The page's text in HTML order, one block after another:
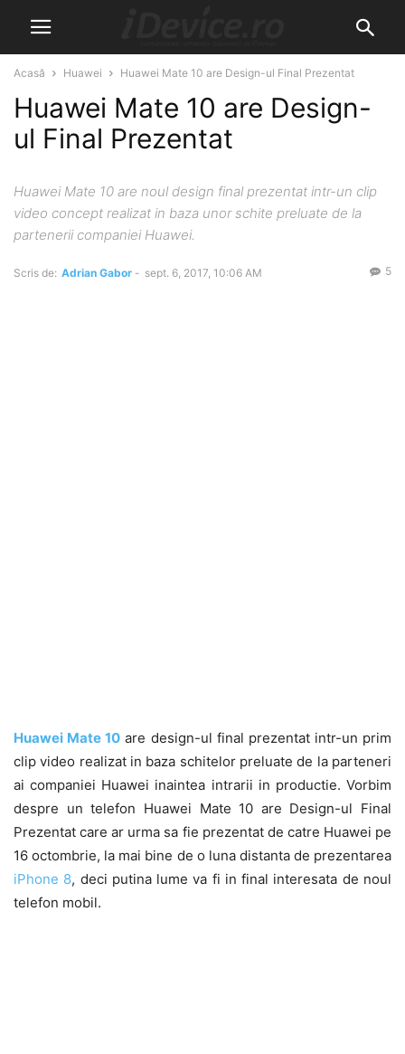
Acasă Huawei Huawei Mate 10 are Design-ul Final Prezentat
Huawei Mate 10 are Design-
ul Final Prezentat
Huawei Mate 10 are noul design final prezentat intr-un clip
video concept realizat in baza unor schite preluate de la
partenerii companiei Huawei.
Scris de: Adrian Gabor - sept. 6, 2017, 10:06 AM 5
Huawei Mate 10 are design-ul final prezentat intr-un prim
clip video realizat in baza schitelor preluate de la parteneri
ai companiei Huawei inaintea intrarii in productie. Vorbim
despre un telefon Huawei Mate 10 are Design-ul Final
Prezentat care ar urma sa fie prezentat de catre Huawei pe
16 octombrie, la mai bine de o luna distanta de prezentarea
iPhone 8, deci putina lume va fi in final interesata de noul
telefon mobil.